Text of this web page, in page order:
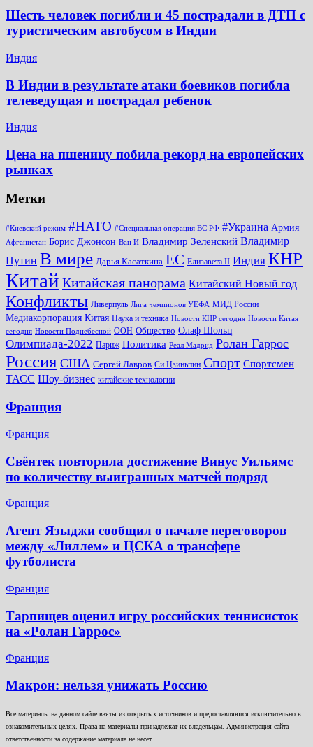
Шесть человек погибли и 45 пострадали в ДТП с
туристическим автобусом в Индии
Индия
В Индии в результате атаки боевиков погибла
телеведущая и пострадал ребенок
Индия
Цена на пшеницу побила рекорд на европейских
рынках
Метки
#Киевский режим #НАТО #Специальная операция ВС РФ #Украина Армия
Афганистан Борис Джонсон Ван И Владимир Зеленский Владимир
Путин В мире Дарья Касаткина ЕС Елизавета II Индия КНР
Китай Китайская панорама Китайский Новый год
Конфликты Ливерпуль Лига чемпионов УЕФА МИД России
Медиакорпорация Китая Наука и техника Новости КНР сегодня Новости Китая
сегодня Новости Поднебесной ООН Общество Олаф Шольц
Олимпиада-2022 Париж Политика Реал Мадрид Ролан Гаррос
Россия США Сергей Лавров Си Цзиньпин Спорт Спортсмен
ТАСС Шоу-бизнес китайские технологии
Франция
Франция
Свёнтек повторила достижение Винус Уильямс
по количеству выигранных матчей подряд
Франция
Агент Языджи сообщил о начале переговоров
между «Лиллем» и ЦСКА о трансфере
футболиста
Франция
Тарпищев оценил игру российских теннисисток
на «Ролан Гаррос»
Франция
Макрон: нельзя унижать Россию
Все материалы на данном сайте взяты из открытых источников и предоставляются исключительно в
ознакомительных целях. Права на материалы принадлежат их владельцам. Администрация сайта
ответственности за содержание материала не несет.